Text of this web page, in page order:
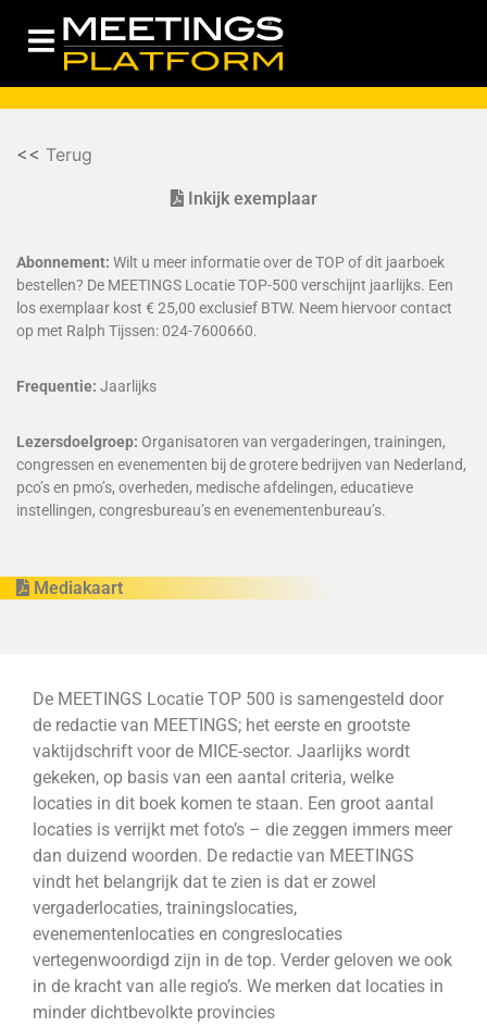
<< Terug
Inkijk exemplaar
Abonnement: Wilt u meer informatie over de TOP of dit jaarboek
bestellen? De MEETINGS Locatie TOP-500 verschijnt jaarlijks. Een
los exemplaar kost € 25,00 exclusief BTW. Neem hiervoor contact
op met Ralph Tijssen: 024-7600660.
Frequentie: Jaarlijks
Lezersdoelgroep: Organisatoren van vergaderingen, trainingen,
congressen en evenementen bij de grotere bedrijven van Nederland,
pco’s en pmo’s, overheden, medische afdelingen, educatieve
instellingen, congresbureau’s en evenementenbureau’s.
Mediakaart
De MEETINGS Locatie TOP 500 is samengesteld door
de redactie van MEETINGS; het eerste en grootste
vaktijdschrift voor de MICE-sector. Jaarlijks wordt
gekeken, op basis van een aantal criteria, welke
locaties in dit boek komen te staan. Een groot aantal
locaties is verrijkt met foto’s – die zeggen immers meer
dan duizend woorden. De redactie van MEETINGS
vindt het belangrijk dat te zien is dat er zowel
vergaderlocaties, trainingslocaties,
evenementenlocaties en congreslocaties
vertegenwoordigd zijn in de top. Verder geloven we ook
in de kracht van alle regio’s. We merken dat locaties in
minder dichtbevolkte provincies